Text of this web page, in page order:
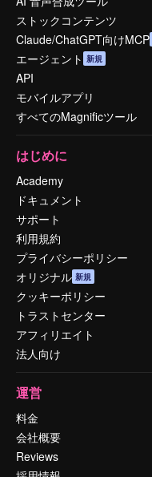
ストックコンテンツ
Claude/ChatGPT向けMCP
エージェント 新規
API
モバイルアプリ
すべてのMagnificツール
はじめに
Academy
ドキュメント
サポート
利用規約
プライバシーポリシー
オリジナル 新規
クッキーポリシー
トラストセンター
アフィリエイト
法人向け
運営
料金
会社概要
Reviews